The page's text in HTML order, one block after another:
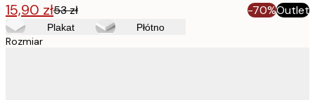
15,90 zł53 zł -70%Outlet
Plakat Płótno
Rozmiar